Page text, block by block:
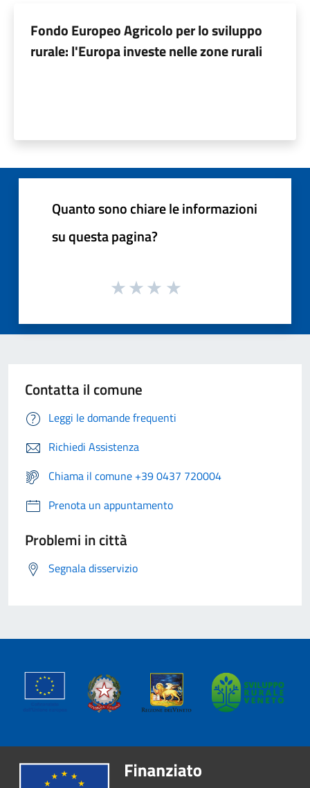
Fondo Europeo Agricolo per lo sviluppo
rurale: l'Europa investe nelle zone rurali
Quanto sono chiare le informazioni
su questa pagina?
Contatta il comune
Leggi le domande frequenti
Richiedi Assistenza
Chiama il comune +39 0437 720004
Prenota un appuntamento
Problemi in città
Segnala disservizio